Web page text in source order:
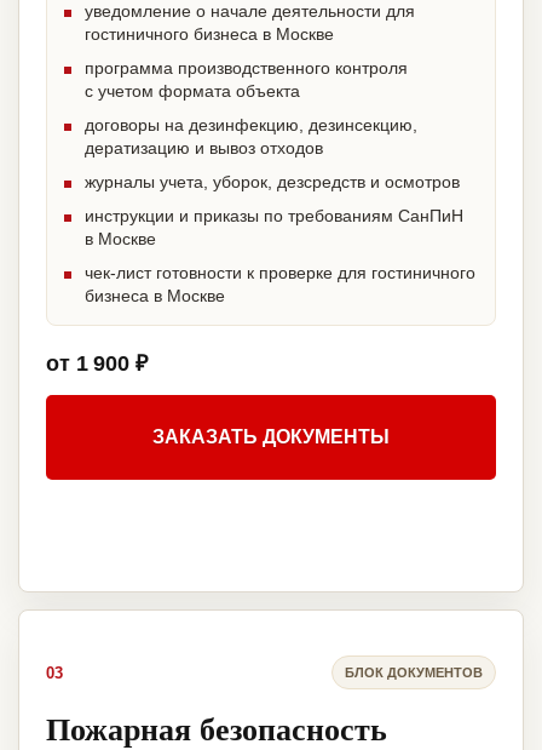
уведомление о начале деятельности для
гостиничного бизнеса в Москве
программа производственного контроля
с учетом формата объекта
договоры на дезинфекцию, дезинсекцию,
дератизацию и вывоз отходов
журналы учета, уборок, дезсредств и осмотров
инструкции и приказы по требованиям СанПиН
в Москве
чек-лист готовности к проверке для гостиничного
бизнеса в Москве
от 1 900 ₽
ЗАКАЗАТЬ ДОКУМЕНТЫ
03 БЛОК ДОКУМЕНТОВ
Пожарная безопасность